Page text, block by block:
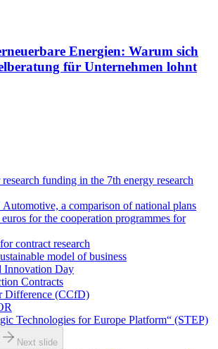
Energien: Warum sich
für Unternehmen lohnt
funding in the 7th energy research
a comparison of national plans
for the cooperation programmes for
contract research
model of business
Innovation Day
Contracts
Difference (CCfD)
Technologies for Europe Platform“ (STEP)
Next slide